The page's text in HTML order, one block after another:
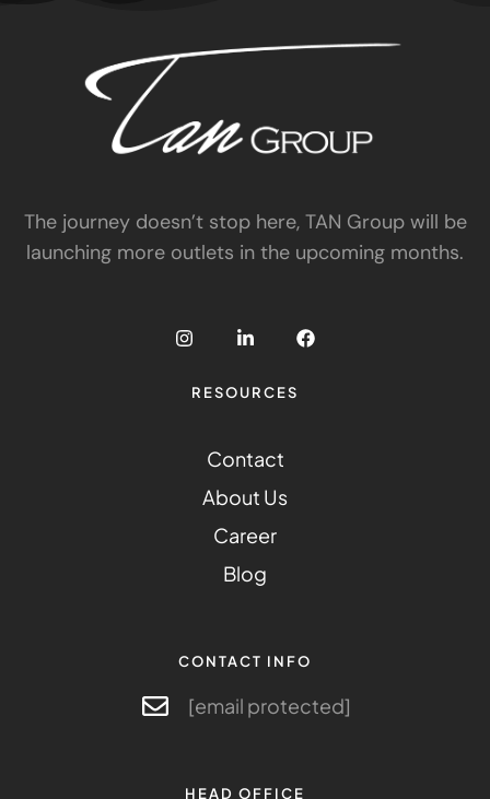
The journey doesn’t stop here, TAN Group will be
launching more outlets in the upcoming months.
RESOURCES
Contact
About Us
Career
Blog
CONTACT INFO
[email protected]
HEAD OFFICE